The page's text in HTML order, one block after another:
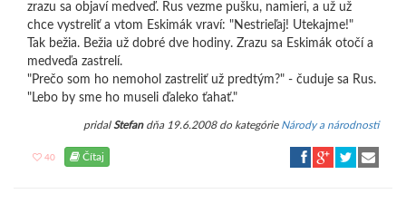
zrazu sa objaví medveď. Rus vezme pušku, namieri, a už už
chce vystreliť a vtom Eskimák vraví: "Nestrieľaj! Utekajme!"
Tak bežia. Bežia už dobré dve hodiny. Zrazu sa Eskimák otočí a
medveďa zastrelí.
"Prečo som ho nemohol zastreliť už predtým?" - čuduje sa Rus.
"Lebo by sme ho museli ďaleko ťahať."
pridalStefandňa 19.6.2008 do kategórie Národy a národnosti
40 Čítaj